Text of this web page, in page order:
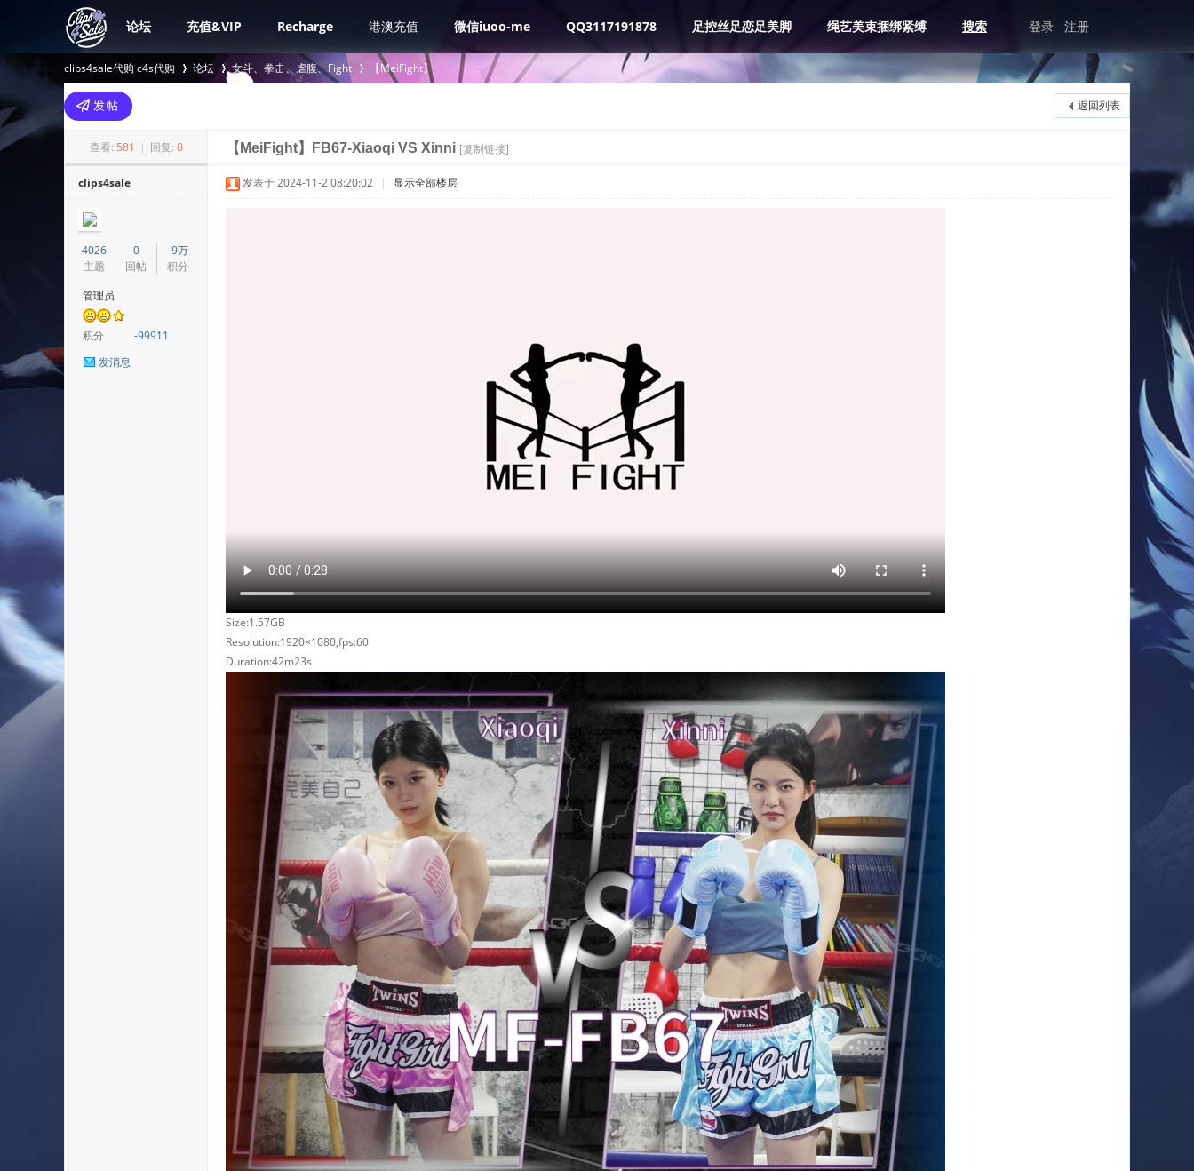
论坛 充值&VIP Recharge 港澳充值 微信iuoo-me QQ3117191878 足控丝足恋足美脚 绳艺美束捆绑紧缚 搜索 登录 注册
clips4sale代购 c4s代购
>
论坛 女斗、拳击、虐腹、Fight
›
【MeiFight】
返回列表
查看: 581 | 回复: 0 【MeiFight】FB67-Xiaoqi VS Xinni [复制链接]
clips4sale
4026
主题
0
回帖
-9万
积分
管理员
积分
-99911
发消息
发表于 2024-11-2 08:20:02 | 显示全部楼层
Size:1.57GB
Resolution:1920×1080,fps:60
Duration:42m23s